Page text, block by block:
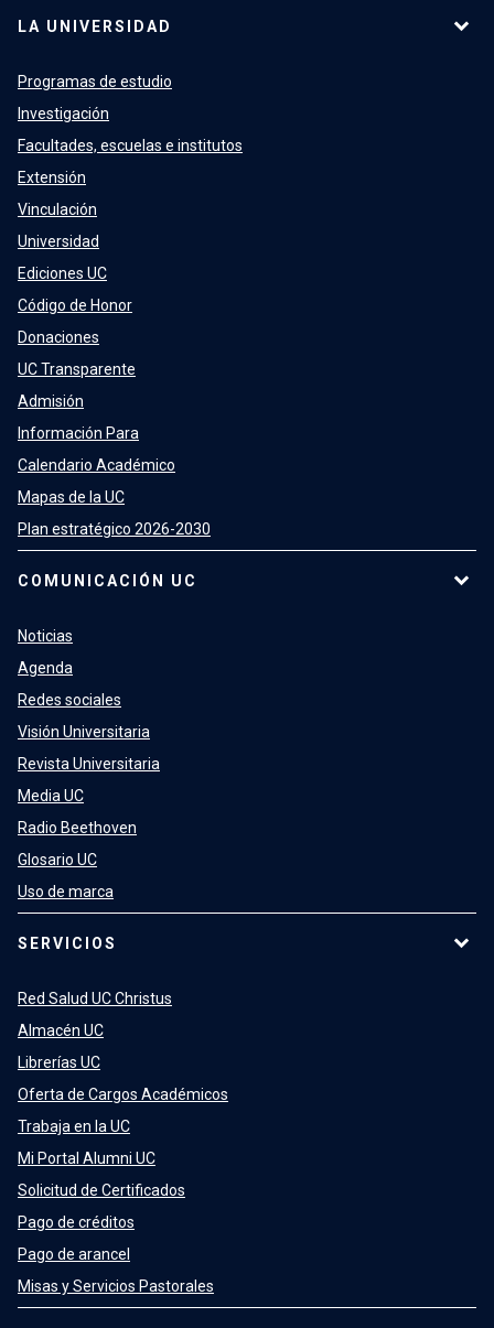
LA UNIVERSIDAD
Programas de estudio
Investigación
Facultades, escuelas e institutos
Extensión
Vinculación
Universidad
Ediciones UC
Código de Honor
Donaciones
UC Transparente
Admisión
Información Para
Calendario Académico
Mapas de la UC
Plan estratégico 2026-2030
COMUNICACIÓN UC
Noticias
Agenda
Redes sociales
Visión Universitaria
Revista Universitaria
Media UC
Radio Beethoven
Glosario UC
Uso de marca
SERVICIOS
Red Salud UC Christus
Almacén UC
Librerías UC
Oferta de Cargos Académicos
Trabaja en la UC
Mi Portal Alumni UC
Solicitud de Certificados
Pago de créditos
Pago de arancel
Misas y Servicios Pastorales